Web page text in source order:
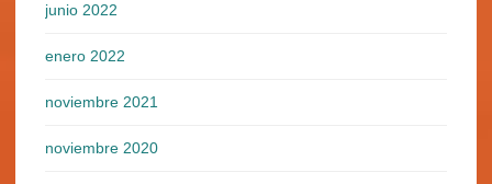
junio 2022
enero 2022
noviembre 2021
noviembre 2020